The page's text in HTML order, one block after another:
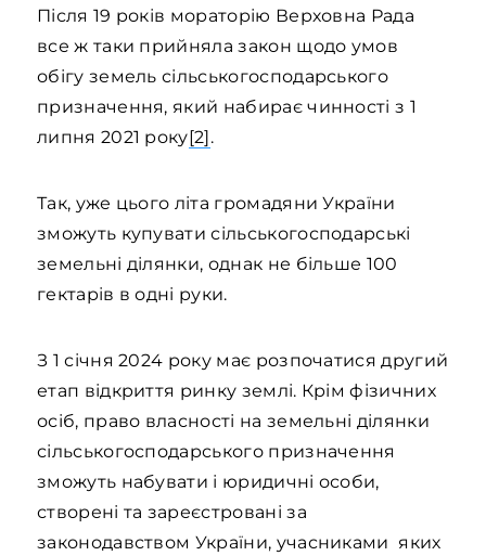
Після 19 років мораторію Верховна Рада
все ж таки прийняла закон щодо умов
обігу земель сільськогосподарського
призначення, який набирає чинності з 1
липня 2021 року[2].
Так, уже цього літа громадяни України
зможуть купувати сільськогосподарські
земельні ділянки, однак не більше 100
гектарів в одні руки.
З 1 січня 2024 року має розпочатися другий
етап відкриття ринку землі. Крім фізичних
осіб, право власності на земельні ділянки
сільськогосподарського призначення
зможуть набувати і юридичні особи,
створені та зареєстровані за
законодавством України, учасниками яких